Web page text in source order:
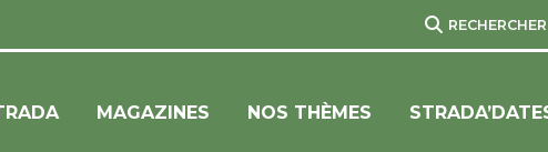
RECHERCHER
MAGAZINES NOS THÈMES